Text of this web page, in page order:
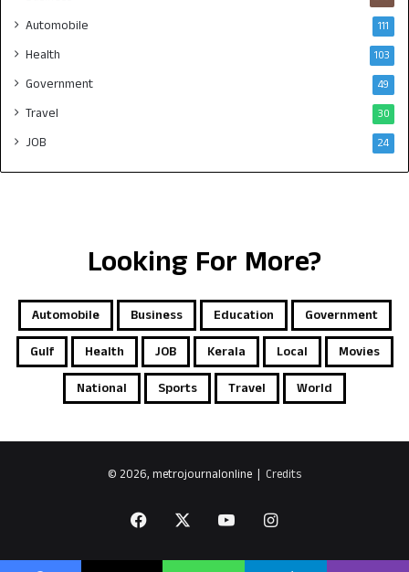
Automobile 111
Health 103
Government 49
Travel 30
JOB 24
Looking For More?
Automobile Business Education
Government
Gulf
Health JOB Kerala Local
Movies
National
Sports Travel World
© 2026, metrojournalonline | Credits
Facebook YouTubeInstagram